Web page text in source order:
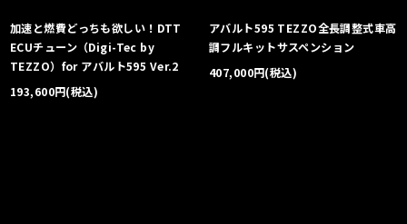
加速と燃費どっちも欲しい！DTT
ECUチューン（Digi-Tec by
TEZZO）for アバルト595 Ver.2
193,600円(税込)
アバルト595 TEZZO全長調整式車高
調フルキットサスペンション
407,000円(税込)